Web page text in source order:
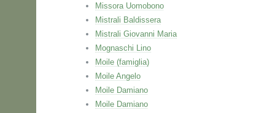
Missora Uomobono
Mistrali Baldissera
Mistrali Giovanni Maria
Mognaschi Lino
Moile (famiglia)
Moile Angelo
Moile Damiano
Moile Damiano